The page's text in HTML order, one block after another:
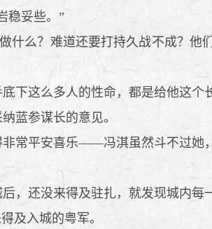
稳妥些。”
么？难道还要打持久战不成？他
这么多人的性命，都是给他这个
蓝参谋长的意见。
常平安喜乐——冯淇虽然斗不过她
还没来得及驻扎，就发现城内每
及入城的粤军。